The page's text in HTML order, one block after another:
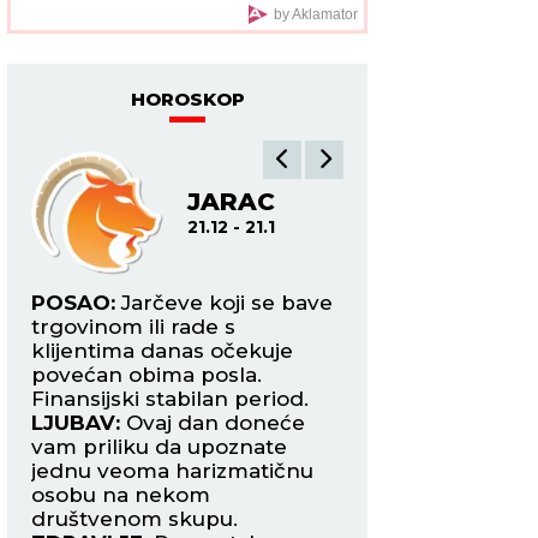
pokazala figuru nakon
dva porođaj (Foto)
by Aklamator
HOROSKOP
i
JARAC
21.12 - 21.1
POSAO: Jarčeve koji se bave
trgovinom ili rade s
klijentima danas očekuje
povećan obima posla.
Finansijski stabilan period.
LJUBAV: Ovaj dan doneće
vam priliku da upoznate
jednu veoma harizmatičnu
osobu na nekom
društvenom skupu.